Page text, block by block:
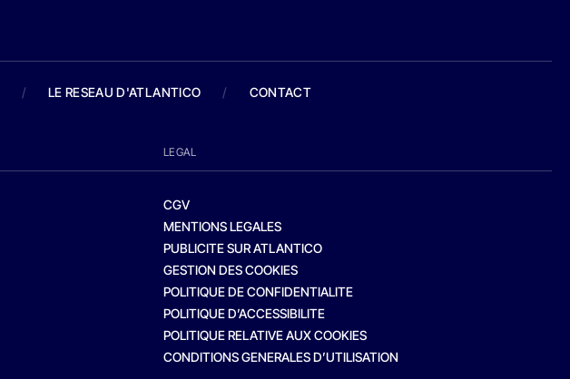
/ LE RESEAU D'ATLANTICO / CONTACT
LEGAL
CGV
MENTIONS LEGALES
PUBLICITE SUR ATLANTICO
GESTION DES COOKIES
POLITIQUE DE CONFIDENTIALITE
POLITIQUE D’ACCESSIBILITE
POLITIQUE RELATIVE AUX COOKIES
CONDITIONS GENERALES D’UTILISATION